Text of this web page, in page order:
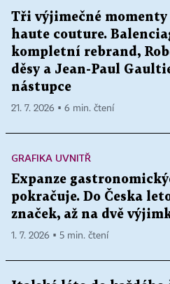
Tři výjimečné
haute couture.
kompletní rebrand,
děsy a Jean-Paul
nástupce
21. 7. 2026 ▪ 6 min. čtení
GRAFIKA UVNITŘ
Expanze
pokračuje. Do Česka
značek, až na dvě
1. 7. 2026 ▪ 5 min. čtení